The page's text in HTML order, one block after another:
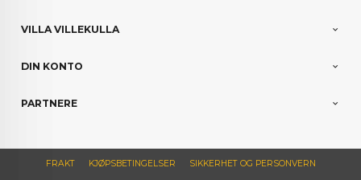
VILLA VILLEKULLA
DIN KONTO
PARTNERE
FRAKT KJØPSBETINGELSER SIKKERHET OG PERSONVERN